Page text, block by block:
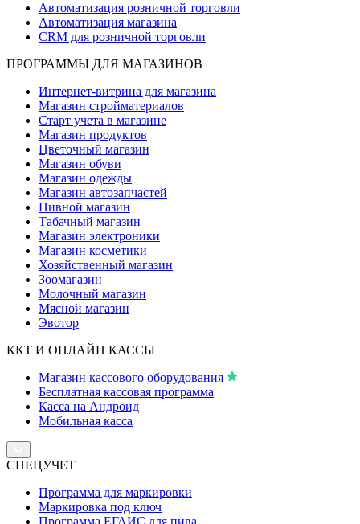
Автоматизация розничной торговли
Автоматизация магазина
CRM для розничной торговли
ПРОГРАММЫ ДЛЯ МАГАЗИНОВ
Интернет-витрина для магазина
Магазин стройматериалов
Старт учета в магазине
Магазин продуктов
Цветочный магазин
Магазин обуви
Магазин одежды
Магазин автозапчастей
Пивной магазин
Табачный магазин
Магазин электроники
Магазин косметики
Хозяйственный магазин
Зоомагазин
Молочный магазин
Мясной магазин
Эвотор
ККТ И ОНЛАЙН КАССЫ
Магазин кассового оборудования
Бесплатная кассовая программа
Касса на Андроид
Мобильная касса
СПЕЦУЧЕТ
Программа для маркировки
Маркировка под ключ